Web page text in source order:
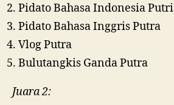
Pidato Bahasa Indonesia Putri
Pidato Bahasa Inggris Putra
Vlog Putra
Bulutangkis Ganda Putra
Juara 2: